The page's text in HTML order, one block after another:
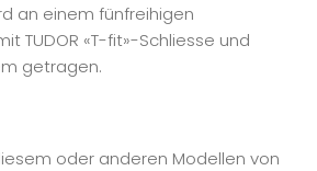
an einem fünfreihigen
TUDOR «T-fit»-Schliesse und
getragen.
oder anderen Modellen von